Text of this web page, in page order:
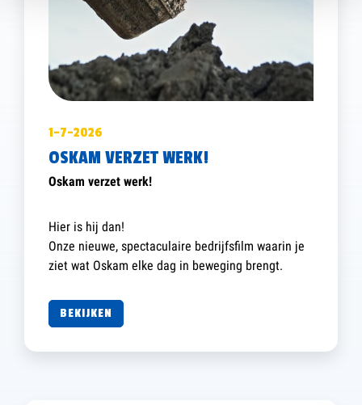
1-7-2026
OSKAM VERZET WERK!
Oskam verzet werk!
Hier is hij dan!
Onze nieuwe, spectaculaire bedrijfsfilm waarin je
ziet wat Oskam elke dag in beweging brengt.
BEKIJKEN